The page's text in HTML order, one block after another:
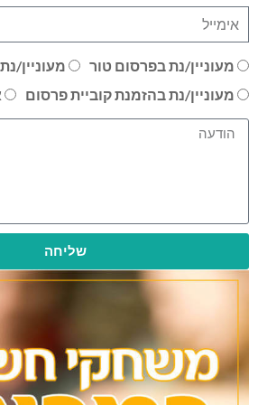
מעוניין/נת בפרסום טור
מעוניין/
מעוניין/נת בהזמנת קוביית פרסום
שליחה